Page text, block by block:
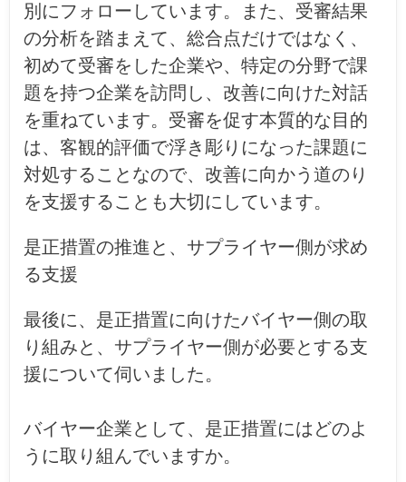
別にフォローしています。また、受審結果
の分析を踏まえて、総合点だけではなく、
初めて受審をした企業や、特定の分野で課
題を持つ企業を訪問し、改善に向けた対話
を重ねています。受審を促す本質的な目的
は、客観的評価で浮き彫りになった課題に
対処することなので、改善に向かう道のり
を支援することも大切にしています。
是正措置の推進と、サプライヤー側が求め
る支援
最後に、是正措置に向けたバイヤー側の取
り組みと、サプライヤー側が必要とする支
援について伺いました。
バイヤー企業として、是正措置にはどのよ
うに取り組んでいますか。